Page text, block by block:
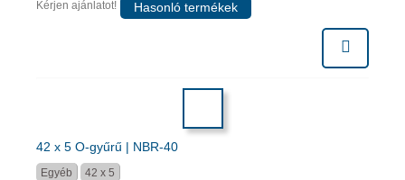
Kérjen ajánlatot! Hasonló termékek
42 x 5 O-gyűrű | NBR-40
Egyéb 42 x 5